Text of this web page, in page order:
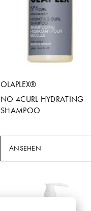
OLAPLEX®
NO 4CURL HYDRATING
SHAMPOO
ANSEHEN